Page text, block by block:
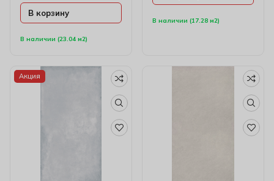
В наличии (23.04 м2)
В корзину
В наличии (17.28 м2)
Акция